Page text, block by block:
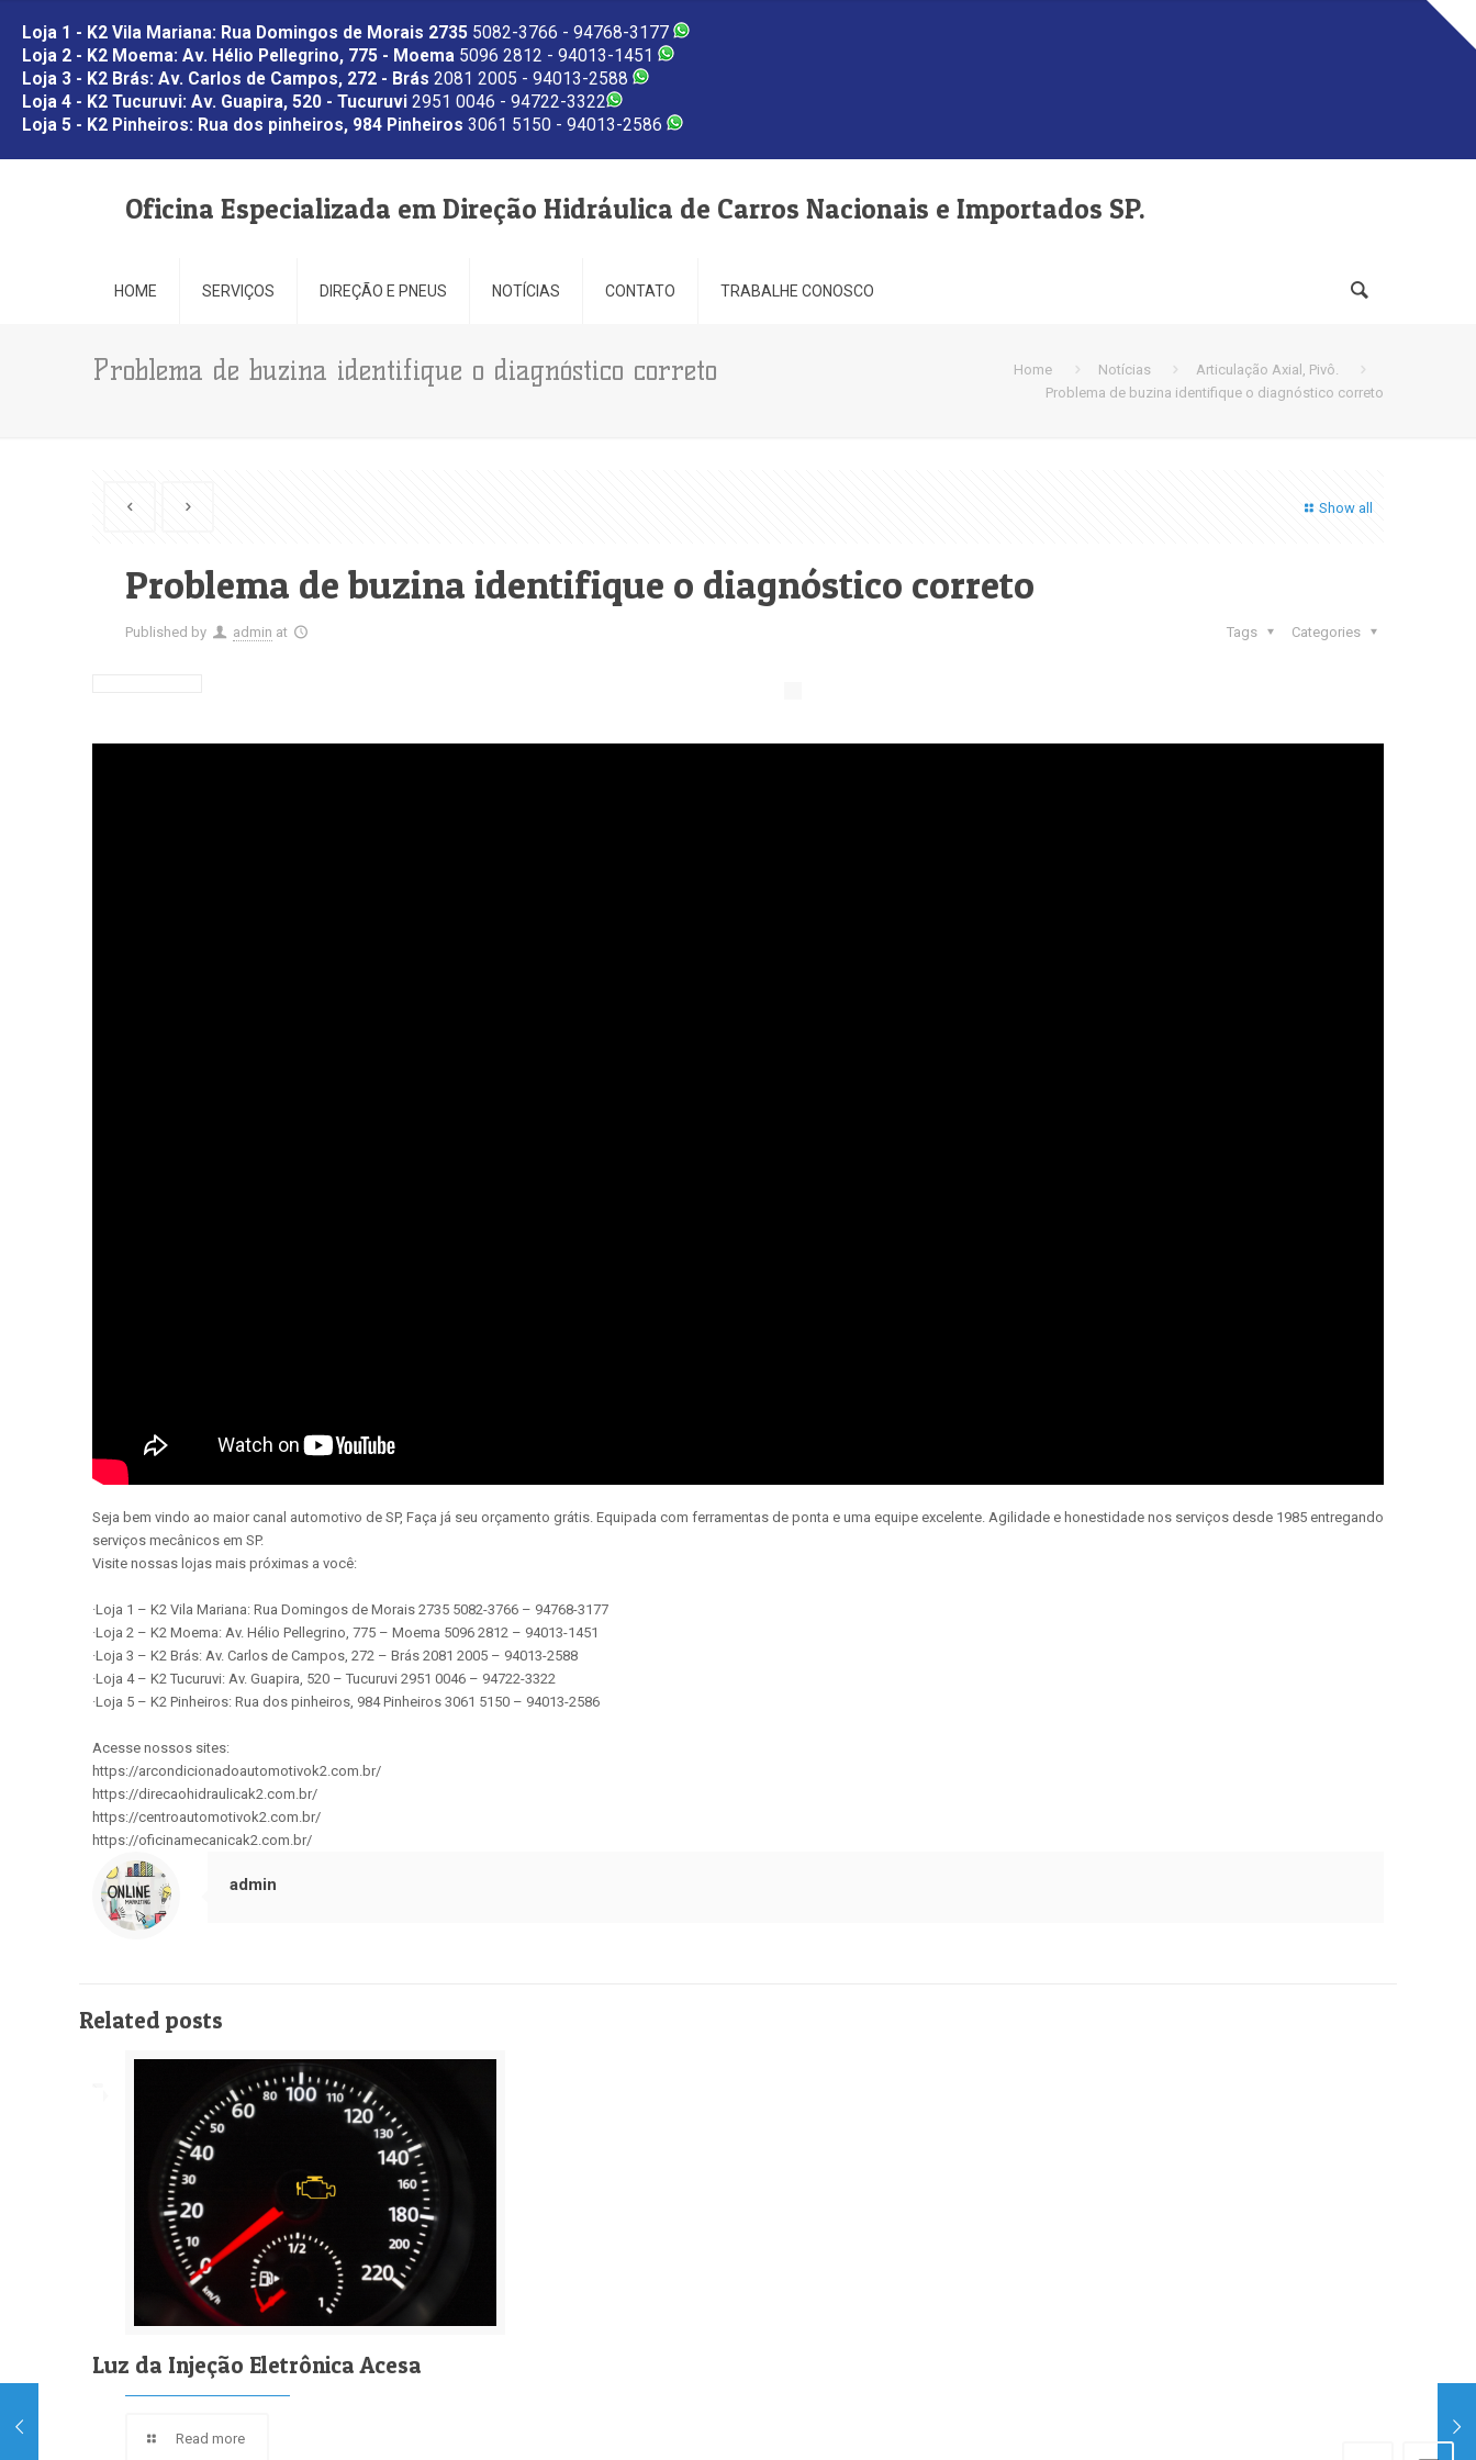
Loja 1 - K2 Vila Mariana: Rua Domingos de Morais 2735 5082-3766 - 94768-3177
Loja 2 - K2 Moema: Av. Hélio Pellegrino, 775 - Moema 5096 2812 - 94013-1451
Loja 3 - K2 Brás: Av. Carlos de Campos, 272 - Brás 2081 2005 - 94013-2588
Loja 4 - K2 Tucuruvi: Av. Guapira, 520 - Tucuruvi 2951 0046 - 94722-3322
Loja 5 - K2 Pinheiros: Rua dos pinheiros, 984 Pinheiros 3061 5150 - 94013-2586
Oficina Especializada em Direção Hidráulica de Carros Nacionais e Importados SP.
HOME SERVIÇOS DIREÇÃO E PNEUS NOTÍCIAS CONTATO TRABALHE CONOSCO
Problema de buzina identifique o diagnóstico correto Home Notícias
Articulação Axial, Pivô.
Problema de buzina identifique o diagnóstico correto
Show all
Problema de buzina identifique o diagnóstico correto
Published by admin at Categories
Tags
Seja bem vindo ao maior canal automotivo de SP, Faça já seu orçamento grátis. Equipada com ferramentas de ponta e uma equipe excelente. Agilidade e honestidade nos serviços desde 1985 entregando
serviços mecânicos em SP.
Visite nossas lojas mais próximas a você:
·Loja 1 – K2 Vila Mariana: Rua Domingos de Morais 2735 5082-3766 – 94768-3177
·Loja 2 – K2 Moema: Av. Hélio Pellegrino, 775 – Moema 5096 2812 – 94013-1451
·Loja 3 – K2 Brás: Av. Carlos de Campos, 272 – Brás 2081 2005 – 94013-2588
·Loja 4 – K2 Tucuruvi: Av. Guapira, 520 – Tucuruvi 2951 0046 – 94722-3322
·Loja 5 – K2 Pinheiros: Rua dos pinheiros, 984 Pinheiros 3061 5150 – 94013-2586
Acesse nossos sites:
https://arcondicionadoautomotivok2.com.br/
https://direcaohidraulicak2.com.br/
https://centroautomotivok2.com.br/
https://oficinamecanicak2.com.br/
admin
Related posts
Luz da Injeção Eletrônica Acesa
Read more